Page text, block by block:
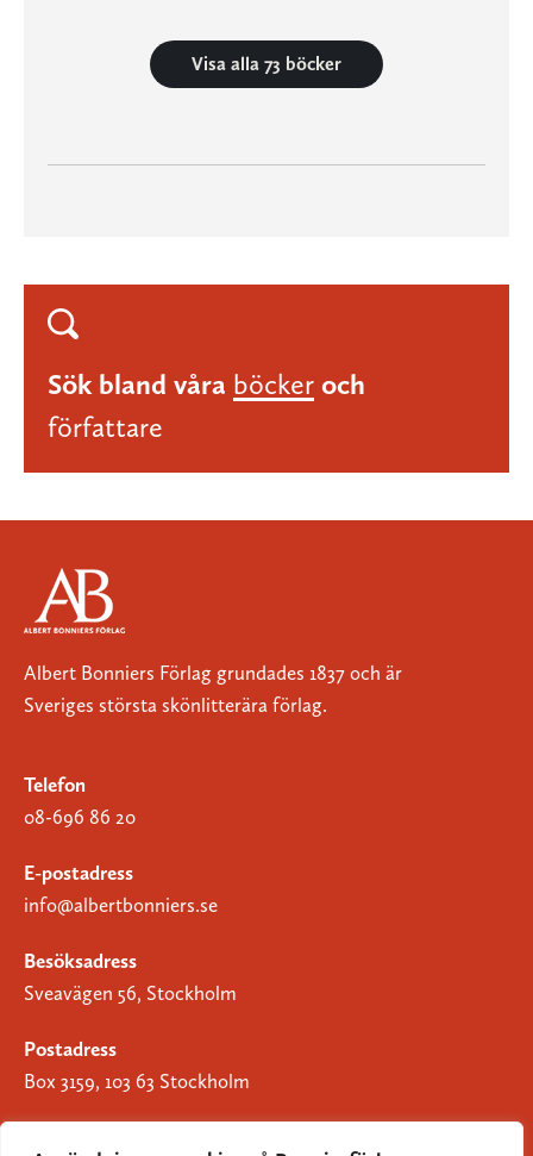
Visa alla 73 böcker
Sök bland våra böcker och
författare
Albert Bonniers Förlag grundades 1837 och är
Sveriges största skönlitterära förlag.
Telefon
08-696 86 20
E-postadress
info@albertbonniers.se
Besöksadress
Sveavägen 56, Stockholm
Postadress
Box 3159, 103 63 Stockholm